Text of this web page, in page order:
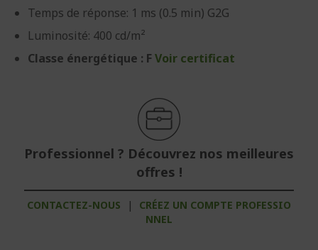
Temps de réponse: 1 ms (0.5 min) G2G
Luminosité: 400 cd/m²
Classe énergétique : F Voir certificat
Professionnel ? Découvrez nos meilleures
offres !
CONTACTEZ-NOUS |
CRÉEZ UN COMPTE PROFESSIO
NNEL